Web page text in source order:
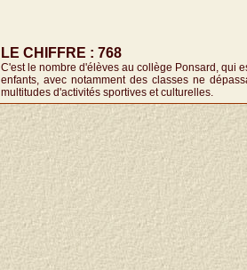
LE CHIFFRE : 768
C'est le nombre d'élèves au collège Ponsard, qui
enfants, avec notamment des classes ne
multitudes d'activités sportives et culturelles.